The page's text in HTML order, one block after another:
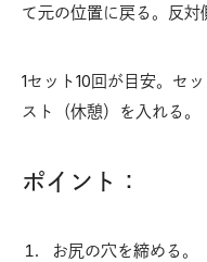
て元の位置に戻る。反対
1セット10回が目安。セ
スト（休憩）を入れる。
ポイント：
お尻の穴を締める。